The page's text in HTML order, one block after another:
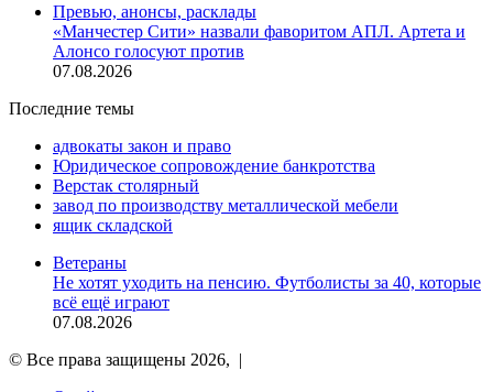
Превью, анонсы, расклады
«Манчестер Сити» назвали фаворитом АПЛ. Артета и
Алонсо голосуют против
07.08.2026
Последние темы
адвокаты закон и право
Юридическое сопровождение банкротства
Верстак столярный
завод по производству металлической мебели
ящик складской
Ветераны
Не хотят уходить на пенсию. Футболисты за 40, которые
всё ещё играют
07.08.2026
© Все права защищены 2026, |